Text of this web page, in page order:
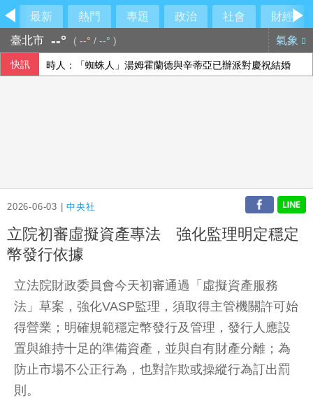
最新 熱門 專題 政治 社會
財經
臺北市 --° ( --° / --° ) 氣象
快訊 時人：「蜘蛛人」湯姆霍蘭德與辛蒂亞已辦派對慶祝結婚
2026-06-03 |中央社
立院初審虛擬資產專法 強化監理明定穩定
幣發行依據
立法院財政委員會今天初審通過「虛擬資產服務
法」草案，強化VASP監理，須取得主管機關許可始
得營業；明確規範穩定幣發行及管理，發行人應設
置與維持十足的準備資產，並與自有財產分離；為
防止市場不公正行為，也對詐欺或操縱行為訂出罰
則。